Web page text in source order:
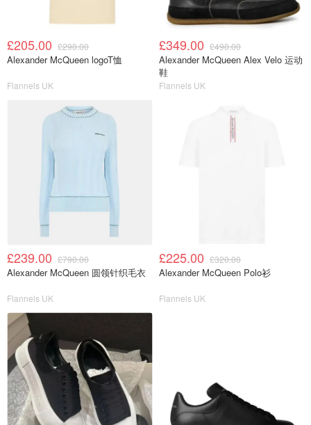
£205.00 £290.00
Alexander McQueen logoT恤
Flannels UK
£349.00 £490.00
Alexander McQueen Alex Velo 运动
鞋
Flannels UK
£239.00 £790.00
Alexander McQueen 圆领针织毛衣
Flannels UK
£225.00 £320.00
Alexander McQueen Polo衫
Flannels UK